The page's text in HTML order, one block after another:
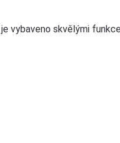
vybaveno skvělými